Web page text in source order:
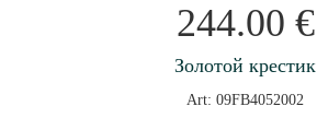
244.00 €
Золотой крестик
Art: 09FB4052002